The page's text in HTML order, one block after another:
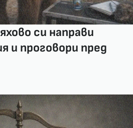
си направи
и проговори пред